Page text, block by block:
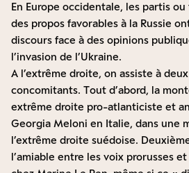
En Europe occidentale, les partis
des propos favorables à la Russie
discours face à des opinions
l’invasion de l’Ukraine.
A l’extrême droite, on assiste à
concomitants. Tout d’abord, la
extrême droite pro-atlanticiste et
Georgia Meloni en Italie, dans une
l’extrême droite suédoise.
l’amiable entre les voix prorusses